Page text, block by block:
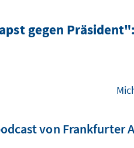
gegen
von Frankfurter